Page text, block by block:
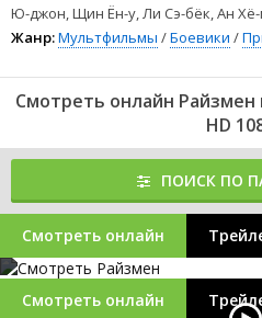
Ю-джон, Щин Ён-у, Ли Сэ-бёк, Ан
Жанр:Мультфильмы /Боевики /
Смотреть онлайн Райзмен
HD
ПОИСК ПО
Смотреть онлайн
Смотреть онлайн